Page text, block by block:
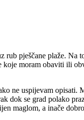
pješčane plaže.
moram obaviti ili
ne uspijevam
dok se grad polako
maglom, a inače